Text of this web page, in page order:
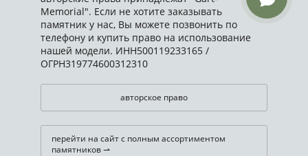
Memorial". Если не хотите заказывать
памятник у нас, Вы можете позвонить по
телефону и купить право на использование
нашей модели. ИНН500119233165 /
ОГРН319774600312310
авторское право
перейти на сайт с полным ассортиментом
памятников ⇀